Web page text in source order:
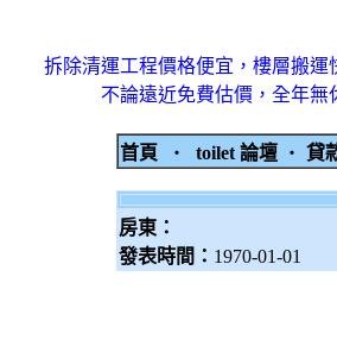
拆除清運工程價格便宜，樓層搬運
不論遠近免費估價，全年無
首頁 ‧ toilet 論壇 ‧ 貸
房東：
發表時間： 1970-01-01